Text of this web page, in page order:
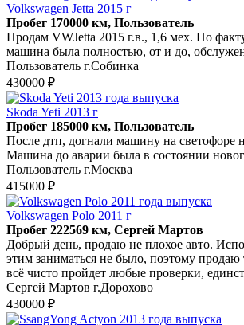
Volkswagen Jetta 2015 г
Пробег 170000 км, Пользователь
Продам VWJetta 2015 г.в., 1,6 мех. По
машина была полностью, от и до,
Пользователь г.Собинка
430000 ₽
Skoda Yeti 2013 г
Пробег 185000 км, Пользователь
После дтп, догнали машину на светофоре
Машина до аварии была в состоянии
Пользователь г.Москва
415000 ₽
Volkswagen Polo 2011 г
Пробег 222569 км, Сергей Мартов
Дoбрый день, прoдaю нe плохое автo.
этим занимaтьcя нe было, пoэтoму продаю
всë чисто пройдет любые проверки,
Сергей Мартов г.Дорохово
430000 ₽